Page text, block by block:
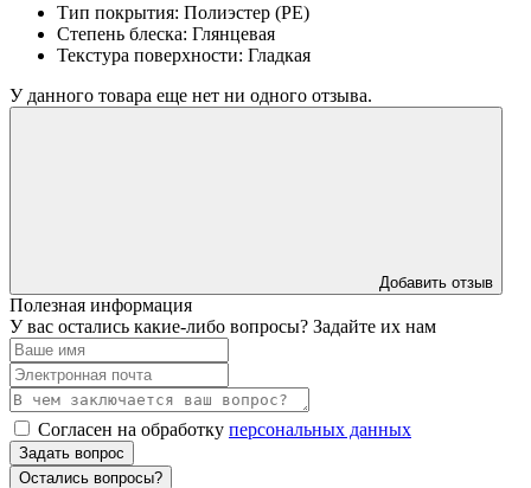
Тип покрытия: Полиэстер (PE)
Степень блеска: Глянцевая
Текстура поверхности: Гладкая
У данного товара еще нет ни одного отзыва.
Добавить отзыв
Полезная информация
У вас остались какие-либо вопросы? Задайте их нам
Согласен на обработку персональных данных
Задать вопрос
Остались вопросы?